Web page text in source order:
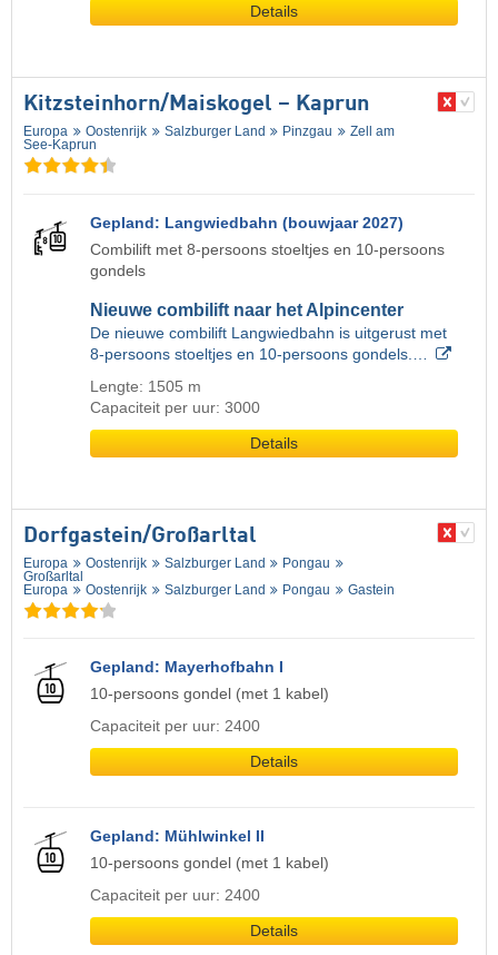
Details
Kitzsteinhorn/​Maiskogel – Kaprun
Europa Oostenrijk Salzburger Land Pinzgau
Zell am
See-Kaprun
Gepland: Langwiedbahn (bouwjaar 2027)
Combilift met 8-persoons stoeltjes en 10-persoons
gondels
Nieuwe combilift naar het Alpincenter
De nieuwe combilift Langwiedbahn is uitgerust met
8-persoons stoeltjes en 10-persoons gondels.…
Lengte: 1505 m
Capaciteit per uur: 3000
Details
Dorfgastein/​Großarltal
Europa Oostenrijk Salzburger Land
Pongau
Großarltal
Europa
Oostenrijk Salzburger Land Pongau Gastein
Gepland: Mayerhofbahn I
10-persoons gondel (met 1 kabel)
Capaciteit per uur: 2400
Details
Gepland: Mühlwinkel II
10-persoons gondel (met 1 kabel)
Capaciteit per uur: 2400
Details